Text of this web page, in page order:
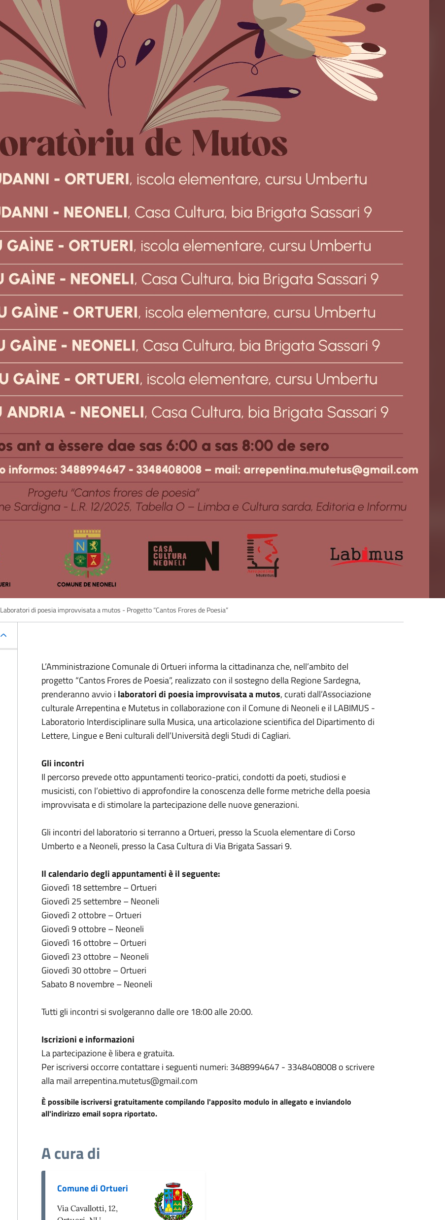
Laboratori di poesia improvvisata a mutos - Progetto “Cantos Frores de Poesia”
L’Amministrazione Comunale di Ortueri informa la cittadinanza che, nell’ambito del
progetto “Cantos Frores de Poesia”, realizzato con il sostegno della Regione Sardegna,
prenderanno avvio i laboratori di poesia improvvisata a mutos, curati dall’Associazione
culturale Arrepentina e Mutetus in collaborazione con il Comune di Neoneli e il LABIMUS -
Laboratorio Interdisciplinare sulla Musica, una articolazione scientifica del Dipartimento di
Lettere, Lingue e Beni culturali dell’Università degli Studi di Cagliari.
Gli incontri
Il percorso prevede otto appuntamenti teorico-pratici, condotti da poeti, studiosi e
musicisti, con l’obiettivo di approfondire la conoscenza delle forme metriche della poesia
improvvisata e di stimolare la partecipazione delle nuove generazioni.
Gli incontri del laboratorio si terranno a Ortueri, presso la Scuola elementare di Corso
Umberto e a Neoneli, presso la Casa Cultura di Via Brigata Sassari 9.
Il calendario degli appuntamenti è il seguente:
Giovedì 18 settembre – Ortueri
Giovedì 25 settembre – Neoneli
Giovedì 2 ottobre – Ortueri
Giovedì 9 ottobre – Neoneli
Giovedì 16 ottobre – Ortueri
Giovedì 23 ottobre – Neoneli
Giovedì 30 ottobre – Ortueri
Sabato 8 novembre – Neoneli
Tutti gli incontri si svolgeranno dalle ore 18:00 alle 20:00.
Iscrizioni e informazioni
La partecipazione è libera e gratuita.
Per iscriversi occorre contattare i seguenti numeri: 3488994647 - 3348408008 o scrivere
alla mail arrepentina.mutetus@gmail.com
È possibile iscriversi gratuitamente compilando l'apposito modulo in allegato e inviandolo
all'indirizzo email sopra riportato.
A cura di
Comune di Ortueri
Via Cavallotti, 12,